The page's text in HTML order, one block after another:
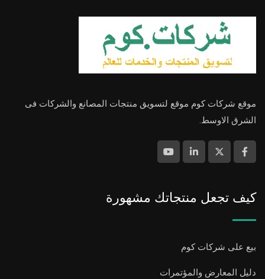
موقع شركات كوم موقع لتسويق منتجات المصانع والشركات فى
الشرق الاوسط.
كيف تجعل منتجاتك مشهورة
بيع على شركات كوم
دليل المعارض والمؤتمرات